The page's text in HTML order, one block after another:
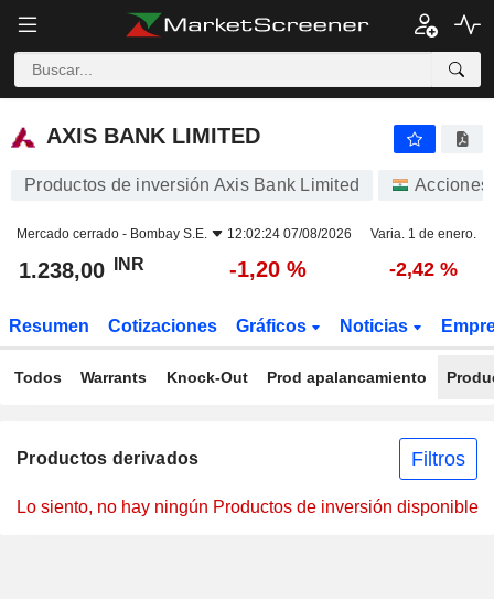
AXIS BANK LIMITED
AXIS BANK LIMITED
Productos de inversión Axis Bank Limited Acciones
Mercado cerrado - Bombay S.E. 12:02:24 07/08/2026 Varia. 1 de enero.
1.238,00 INR -1,20 % -2,42 %
Resumen Cotizaciones Gráficos Noticias
Todos Warrants Knock-Out Prod apalancamiento
Productos derivados Filtros
Lo siento, no hay ningún Productos de inversión disponible